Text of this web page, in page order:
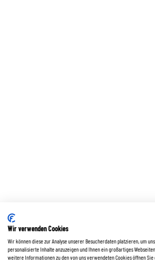
Wir verwenden Cookies
Wir können diese zur Analyse unserer Besucherdaten platzieren, um
personalisierte Inhalte anzuzeigen und Ihnen ein großartiges
weitere Informationen zu den von uns verwendeten Cookies öffnen Sie